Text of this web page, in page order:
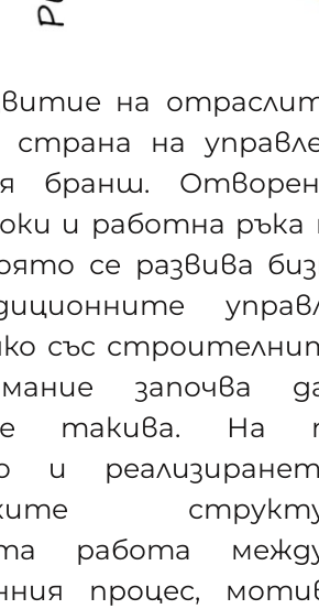
на
на
бранш.
и работна
се развива
със
такива. На
и
работа
процес,